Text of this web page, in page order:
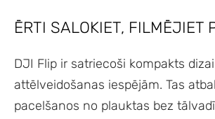
ĒRTI SALOKIET, FILMĒJIET
DJI Flip ir satriecoši kompakts
attēlveidošanas iespējām. Tas
pacelšanos no plauktas bez